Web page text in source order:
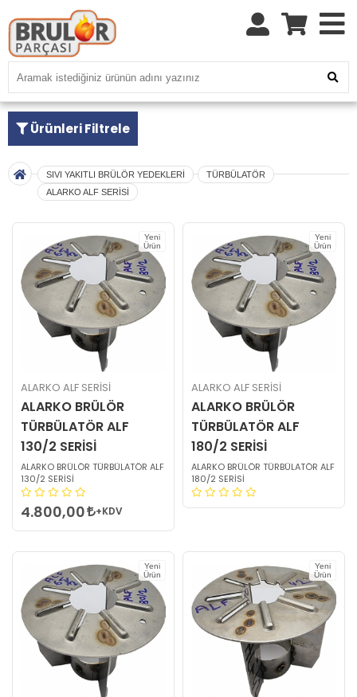
Ürünleri Filtrele
SIVI YAKITLI BRÜLÖR YEDEKLERİ
TÜRBÜLATÖR
ALARKO ALF SERİSİ
Yeni
Ürün
ALARKO ALF SERİSİ
ALARKO BRÜLÖR
TÜRBÜLATÖR ALF
130/2 SERİSİ
ALARKO BRÜLÖR TÜRBÜLATÖR ALF
130/2 SERİSİ
4.800,00 +KDV
Yeni
Ürün
ALARKO ALF SERİSİ
ALARKO BRÜLÖR
TÜRBÜLATÖR ALF
180/2 SERİSİ
ALARKO BRÜLÖR TÜRBÜLATÖR ALF
180/2 SERİSİ
Yeni
Ürün
Yeni
Ürün